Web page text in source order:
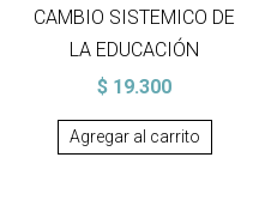
CAMBIO SISTEMICO DE
LA EDUCACIÓN
$ 19.300
Agregar al carrito